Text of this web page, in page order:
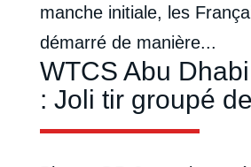
manche initiale, les
démarré de manière...
WTCS Abu
: Joli tir groupé